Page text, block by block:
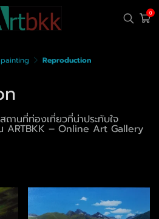
0
Reproduction
านที่ท่องเที่ยวที่น่าประทับใจ
ARTBKK – Online Art Gallery